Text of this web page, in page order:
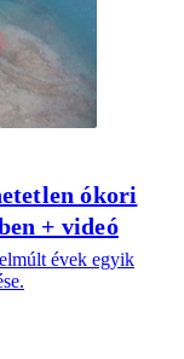
ókori
+ videó
évek egyik